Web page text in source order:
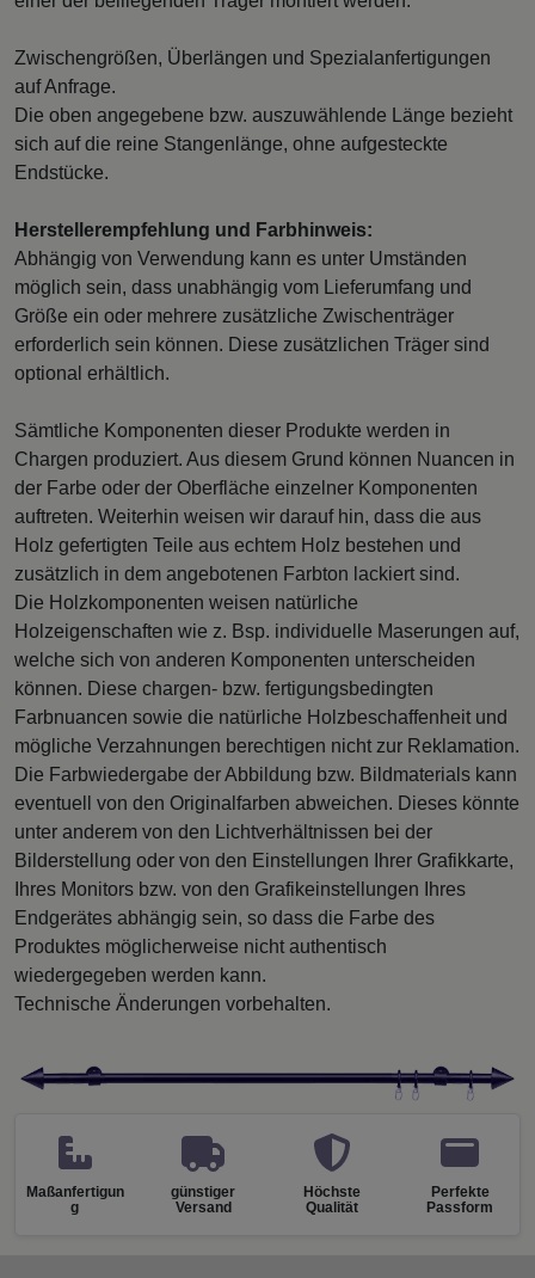
Zwischengrößen, Überlängen und Spezialanfertigungen
auf Anfrage.
Die oben angegebene bzw. auszuwählende Länge bezieht
sich auf die reine Stangenlänge, ohne aufgesteckte
Endstücke.
Herstellerempfehlung und Farbhinweis:
Abhängig von Verwendung kann es unter Umständen
möglich sein, dass unabhängig vom Lieferumfang und
Größe ein oder mehrere zusätzliche Zwischenträger
erforderlich sein können. Diese zusätzlichen Träger sind
optional erhältlich.
Sämtliche Komponenten dieser Produkte werden in
Chargen produziert. Aus diesem Grund können Nuancen in
der Farbe oder der Oberfläche einzelner Komponenten
auftreten. Weiterhin weisen wir darauf hin, dass die aus
Holz gefertigten Teile aus echtem Holz bestehen und
zusätzlich in dem angebotenen Farbton lackiert sind.
Die Holzkomponenten weisen natürliche
Holzeigenschaften wie z. Bsp. individuelle Maserungen auf,
welche sich von anderen Komponenten unterscheiden
können. Diese chargen- bzw. fertigungsbedingten
Farbnuancen sowie die natürliche Holzbeschaffenheit und
mögliche Verzahnungen berechtigen nicht zur Reklamation.
Die Farbwiedergabe der Abbildung bzw. Bildmaterials kann
eventuell von den Originalfarben abweichen. Dieses könnte
unter anderem von den Lichtverhältnissen bei der
Bilderstellung oder von den Einstellungen Ihrer Grafikkarte,
Ihres Monitors bzw. von den Grafikeinstellungen Ihres
Endgerätes abhängig sein, so dass die Farbe des
Produktes möglicherweise nicht authentisch
wiedergegeben werden kann.
Technische Änderungen vorbehalten.
Maßanfertigun
g
günstiger
Versand
Höchste
Qualität
Perfekte
Passform